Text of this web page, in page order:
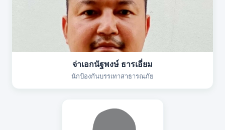
จ่าเอกนัฐพงษ์ ธารเอี่ยม
นักป้องกันบรรเทาสาธารณภัย